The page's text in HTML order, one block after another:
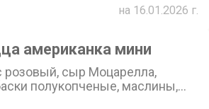
на 16.01.2026 г.
американка мини
розовый, сыр Моцарелла,
полукопченые, маслины,